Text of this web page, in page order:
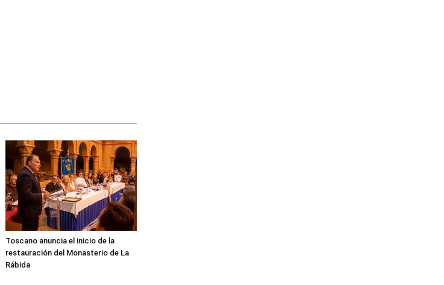
Toscano anuncia el inicio de la
restauración del Monasterio de La
Rábida